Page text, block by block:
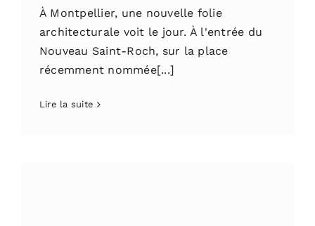
À Montpellier, une nouvelle folie
architecturale voit le jour. À l'entrée du
Nouveau Saint-Roch, sur la place
récemment nommée[...]
Lire la suite